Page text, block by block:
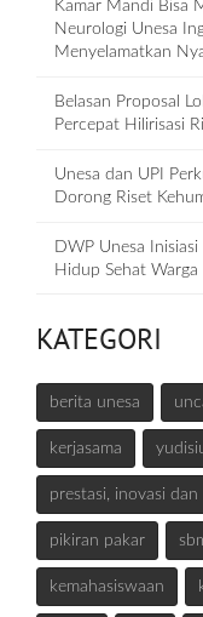
Kamar Mandi Bisa
Neurologi Unesa
Menyelamatkan
Belasan Proposal
Percepat Hilirisasi
Unesa dan UPI
Dorong Riset
DWP Unesa
Hidup Sehat Warga
KATEGORI
berita unesa
kerjasama
prestasi, inovasi
pikiran pakar
kemahasiswaan